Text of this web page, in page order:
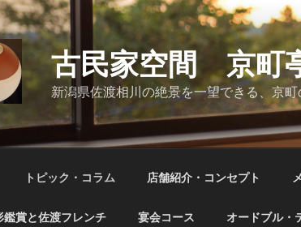
古民家空間 京町
新潟県佐渡相川の絶景を一望できる、京
トピック・コラム 店舗紹介・コンセプト
鑑賞と佐渡フレンチ 宴会コース オードブル・